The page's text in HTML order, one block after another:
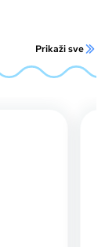
Prikaži sve